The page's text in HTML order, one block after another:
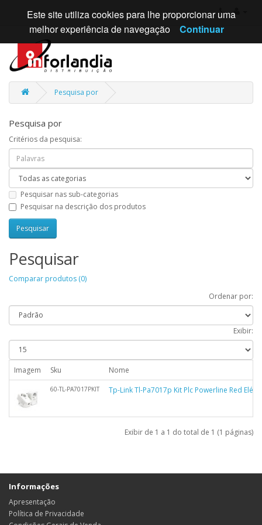
Pesquisa por
Pesquisa por
Critérios da pesquisa:
Pesquisar nas sub-categorias
Pesquisar na descrição dos produtos
Pesquisar
Comparar produtos (0)
Ordenar por:
Exibir:
Imagem Sku Nome
60-TL-PA7017PKIT Tp-Link Tl-Pa7017p Kit Plc Powerline Red
Exibir de 1 a 1 do total de 1 (1 páginas)
Informações
Apresentação
Política de Privacidade
Este site utiliza cookies para lhe proporcionar uma
melhor experiência de navegação
Continuar